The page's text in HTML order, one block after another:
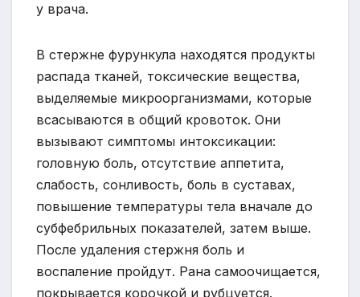
у врача.
В стержне фурункула находятся продукты
распада тканей, токсические вещества,
выделяемые микроорганизмами, которые
всасываются в общий кровоток. Они
вызывают симптомы интоксикации:
головную боль, отсутствие аппетита,
слабость, сонливость, боль в суставах,
повышение температуры тела вначале до
субфебрильных показателей, затем выше.
После удаления стержня боль и
воспаление пройдут. Рана самоочищается,
покрывается корочкой и рубцуется.